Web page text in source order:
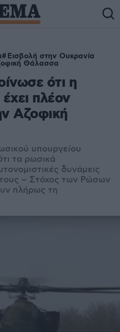
Εισβολή στην Ουκρανία
Θάλασσα
ότι η
πλέον
Αζοφική
υπουργείου
τα ρωσικά
δυνάμεις
– Στόχος των Ρώσων
πλήρως τη